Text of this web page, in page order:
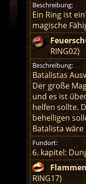
Beschreibung:
Ein Ring ist
magische
RING02)
Beschreibung:
Batalistas
Der große
und es ist
helfen sollte.
behelligen
Batalista
Fundort:
6. kapitel:
RING17)